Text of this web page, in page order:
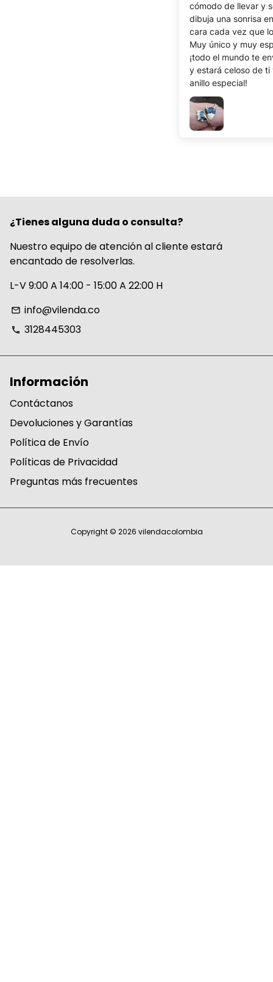
cómodo de llevar y
dibuja una sonrisa
cara cada vez que
Muy único y muy
¡todo el mundo te
y estará celoso de ti
anillo especial!
¿Tienes alguna duda o consulta?
Nuestro equipo de atención al cliente estará
encantado de resolverlas.
L-V 9:00 A 14:00 - 15:00 A 22:00 H
email info@vilenda.co
phone 3128445303
Información
Contáctanos
Devoluciones y Garantías
Política de Envío
Políticas de Privacidad
Preguntas más frecuentes
Copyright © 2026 vilendacolombia